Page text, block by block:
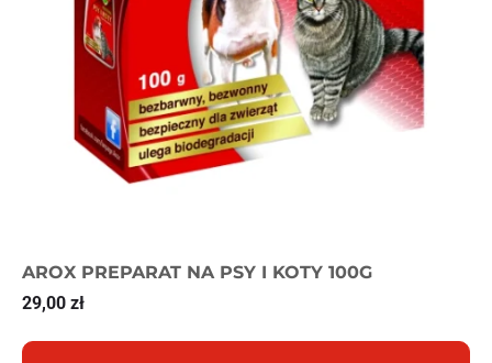
AROX PREPARAT NA PSY I KOTY 100G
29,00 zł